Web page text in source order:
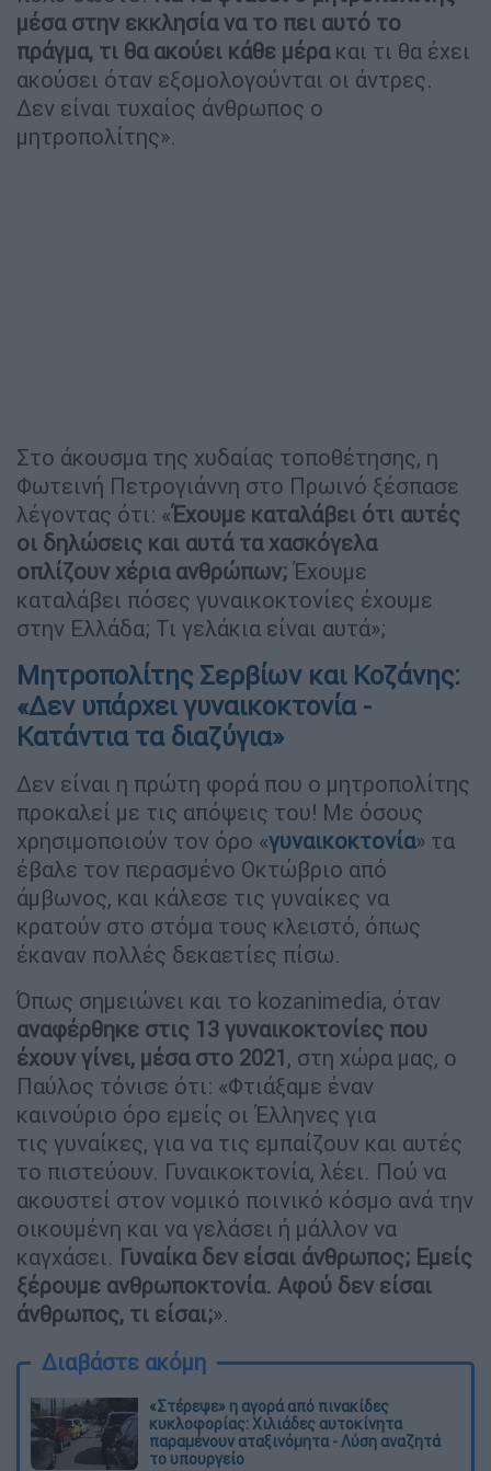
μέσα στην εκκλησία να το πει αυτό το
πράγμα, τι θα ακούει κάθε μέρακαι τι θα έχει
ακούσει όταν εξομολογούνται οι άντρες.
Δεν είναι τυχαίος άνθρωπος ο
μητροπολίτης».
Στο άκουσμα της χυδαίας τοποθέτησης, η
Φωτεινή Πετρογιάννη στο Πρωινό ξέσπασε
λέγοντας ότι: «Έχουμε καταλάβει ότι αυτές
οι δηλώσεις και αυτά τα χασκόγελα
οπλίζουν χέρια ανθρώπων; Έχουμε
καταλάβει πόσες γυναικοκτονίες έχουμε
στην Ελλάδα; Τι γελάκια είναι αυτά»;
Μητροπολίτης Σερβίων και Κοζάνης:
«Δεν υπάρχει γυναικοκτονία -
Κατάντια τα διαζύγια»
Δεν είναι η πρώτη φορά που ο μητροπολίτης
προκαλεί με τις απόψεις του! Με όσους
χρησιμοποιούν τον όρο «γυναικοκτονία» τα
έβαλε τον περασμένο Οκτώβριο από
άμβωνος, και κάλεσε τις γυναίκες να
κρατούν στο στόμα τους κλειστό, όπως
έκαναν πολλές δεκαετίες πίσω.
Όπως σημειώνει και το kozanimedia, όταν
αναφέρθηκε στις 13 γυναικοκτονίες που
έχουν γίνει, μέσα στο 2021, στη χώρα μας, ο
Παύλος τόνισε ότι: «Φτιάξαμε έναν
καινούριο όρο εμείς οι Έλληνες για
τις γυναίκες, για να τις εμπαίζουν και αυτές
το πιστεύουν. Γυναικοκτονία, λέει. Πού να
ακουστεί στον νομικό ποινικό κόσμο ανά την
οικουμένη και να γελάσει ή μάλλον να
καγχάσει. Γυναίκα δεν είσαι άνθρωπος; Εμείς
ξέρουμε ανθρωποκτονία. Αφού δεν είσαι
άνθρωπος, τι είσαι;».
Διαβάστε ακόμη
«Στέρεψε» η αγορά από πινακίδες
κυκλοφορίας: Χιλιάδες αυτοκίνητα
παραμένουν αταξινόμητα - Λύση αναζητά
το υπουργείο